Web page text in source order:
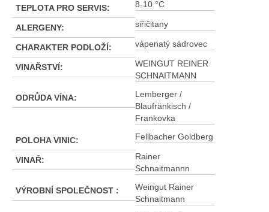
TEPLOTA PRO SERVIS: 8-10 °C
ALERGENY: siřičitany
CHARAKTER PODLOŽÍ: vápenatý sádrovec
VINAŘSTVÍ:
WEINGUT REINER
SCHNAITMANN
ODRŮDA VÍNA:
Lemberger /
Blaufränkisch /
Frankovka
POLOHA VINIC: Fellbacher Goldberg
VINAŘ:
Rainer
Schnaitmannn
VÝROBNÍ SPOLEČNOST :
Weingut Rainer
Schnaitmann